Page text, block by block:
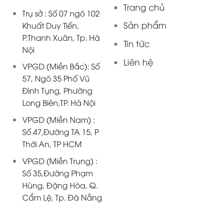
Trụ sở : Số 07 ngõ 102
Khuất Duy Tiến,
P.Thanh Xuân, Tp. Hà
Nội
VPGD (Miền Bắc): Số
57, Ngõ 35 Phố Vũ
Đình Tụng, Phường
Long Biên,TP. Hà Nội
VPGD (Miền Nam) :
Số 47,Đường TA 15, P
Thới An, TP HCM
VPGD (Miền Trung) :
Số 35,Đường Phạm
Hùng, Đặng Hòa, Q.
Cẩm Lệ, Tp. Đà Nẵng
Trang chủ
Sản phẩm
Tin tức
Liên hệ